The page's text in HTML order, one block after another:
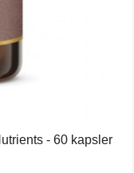
- 60 kapsler